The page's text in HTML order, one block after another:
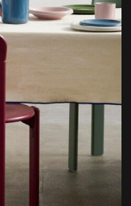
Bonjour.ba